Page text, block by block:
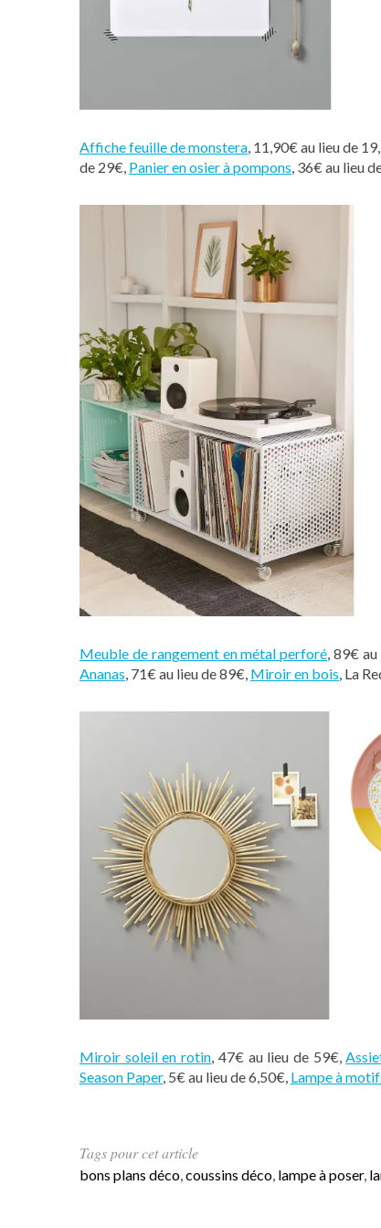
Affiche feuille de monstera , 11,90€ au lieu de
de 29€, Panier en osier à pompons , 36€ au lieu
Meuble de rangement en métal perforé, 89€
Ananas, 71€ au lieu de 89€, Miroir en bois, La
Miroir soleil en rotin, 47€ au lieu de 59€,
Season Paper, 5€ au lieu de 6,50€, Lampe à
Tags pour cet article
bons plans déco,coussins déco, lampe à poser,